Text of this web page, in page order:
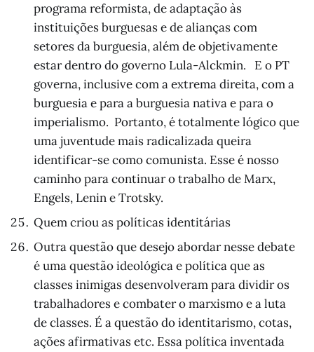
programa reformista, de adaptação às
instituições burguesas e de alianças com
setores da burguesia, além de objetivamente
estar dentro do governo Lula-Alckmin. E o PT
governa, inclusive com a extrema direita, com a
burguesia e para a burguesia nativa e para o
imperialismo. Portanto, é totalmente lógico que
uma juventude mais radicalizada queira
identificar-se como comunista. Esse é nosso
caminho para continuar o trabalho de Marx,
Engels, Lenin e Trotsky.
Quem criou as políticas identitárias
Outra questão que desejo abordar nesse debate
é uma questão ideológica e política que as
classes inimigas desenvolveram para dividir os
trabalhadores e combater o marxismo e a luta
de classes. É a questão do identitarismo, cotas,
ações afirmativas etc. Essa política inventada